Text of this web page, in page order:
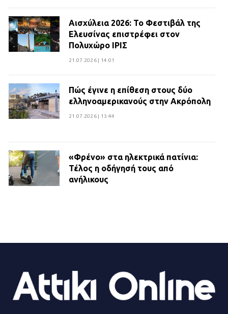
Αισχύλεια 2026: Το Φεστιβάλ της
Ελευσίνας επιστρέφει στον
Πολυχώρο ΙΡΙΣ
21.07.2026 | 14:01
Πώς έγινε η επίθεση στους δύο
ελληνοαμερικανούς στην Ακρόπολη
21.07.2026 | 13:44
«Φρένο» στα ηλεκτρικά πατίνια:
Τέλος η οδήγησή τους από
ανήλικους
Βριλήσσια: Αυτοκίνητο έσπασε
τζαμαρία και μπήκε μέσα σε μαγαζί